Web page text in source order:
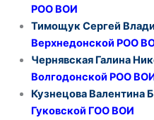
РОО ВОИ
Тимощук Сергей
Верхнедонской РОО
Чернявская Галина
Волгодонской РОО
Кузнецова Валентина
Гуковской ГОО ВОИ